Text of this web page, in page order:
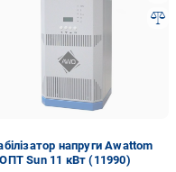
напруги Awattom
Sun 11 кВт (11990)